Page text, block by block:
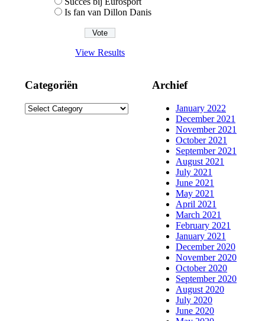
Is fan van Dillon Danis
View Results
Categoriën
Categoriën
Archief
January 2022
December 2021
November 2021
October 2021
September 2021
August 2021
July 2021
June 2021
May 2021
April 2021
March 2021
February 2021
January 2021
December 2020
November 2020
October 2020
September 2020
August 2020
July 2020
June 2020